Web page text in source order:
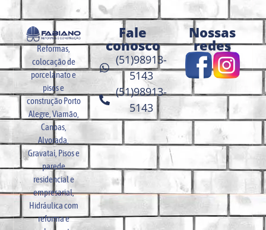
Reformas,
colocação de
porcelanato e
pisos e
construção Porto
Alegre, Viamão,
Canoas,
Alvorada,
Gravataí, Pisos e
parede
residencial e
empresarial,
Hidráulica com
reforma e
Fale
conosco
(51)98913-
5143
(51)98913-
5143
Nossas
redes